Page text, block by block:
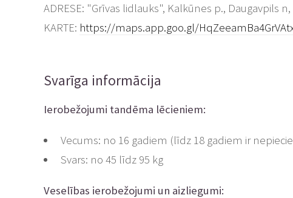
ADRESE: "Grīvas lidlauks", Kalkūnes p., Daugavpils n,
KARTE: https://maps.app.goo.gl/
Svarīga informācija
Ierobežojumi tandēma lēcieniem:
Vecums: no 16 gadiem (līdz 18 gadiem ir
Svars: no 45 līdz 95 kg
Veselības ierobežojumi un aizliegumi: